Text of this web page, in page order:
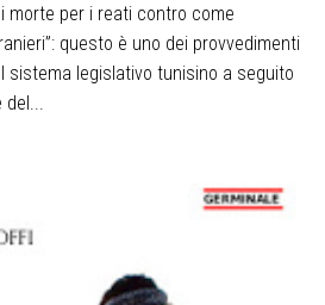
morte per i reati contro come
questo è uno dei provvedimenti
sistema legislativo tunisino a seguito